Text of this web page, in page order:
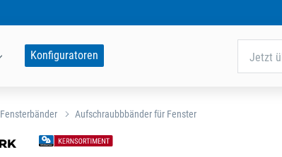
Konfiguratoren Jetzt
Fensterbänder Aufschraubbbänder für Fenster